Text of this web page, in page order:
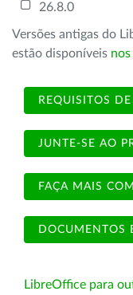
26.8.0
Versões antigas do
estão disponíveis
REQUISITOS
JUNTE-SE AO
FAÇA MAIS
DOCUMENTOS
LibreOffice para